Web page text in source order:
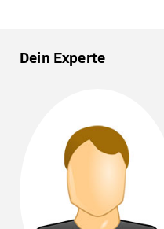
Dein Experte